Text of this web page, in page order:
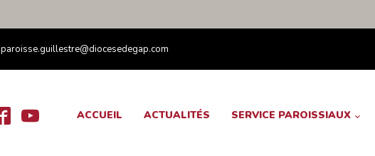
paroisse.guillestre@diocesedegap.com
ACCUEIL ACTUALITÉS SERVICE PAROISSIAUX